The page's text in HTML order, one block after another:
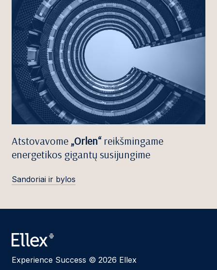
Atstovavome „Orlen“reikšmingame
energetikos gigantų susijungime
Sandoriai ir bylos
Experience Success © 2026 Ellex